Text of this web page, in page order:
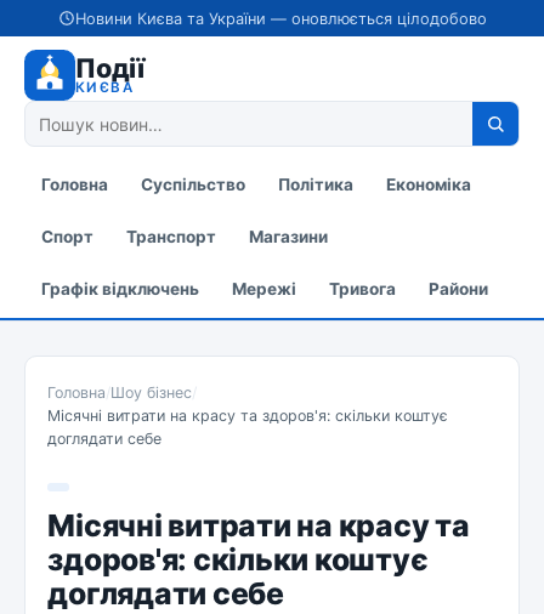
Новини Києва та України — оновлюється цілодобово
Події
КИЄВА
Головна Суспільство Політика Економіка
Спорт Транспорт Магазини
Графік відключень Мережі Тривога Райони
Головна/Шоу бізнес/
Місячні витрати на красу та здоров'я: скільки коштує
доглядати себе
Місячні витрати на красу та
здоров'я: скільки коштує
доглядати себе